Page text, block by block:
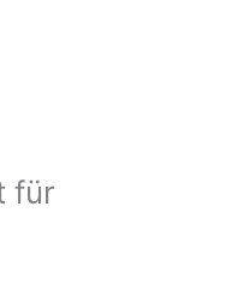
für